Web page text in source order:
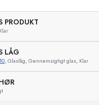
PRODUKT
Klar
LÅG
, Glaslåg, Gennemsigtigt glas, Klar